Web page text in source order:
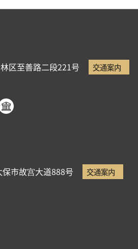
区至善路二段221号 交通案内
市故宫大道888号 交通案内